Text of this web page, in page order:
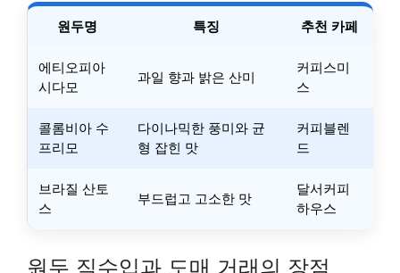
원두명 특징 추천 카페
에티오피아
시다모
과일 향과 밝은 산미
커피스미
스
콜롬비아 수
프리모
다이나믹한 풍미와 균
형 잡힌 맛
커피블렌
드
브라질 산토
스
부드럽고 고소한 맛
달서커피
하우스
원두 직수입과 도매 거래의 장점